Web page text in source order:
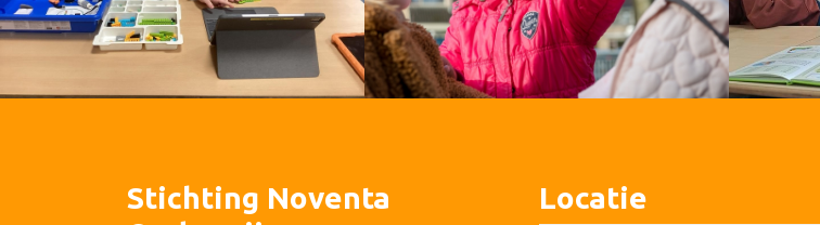
Stichting Noventa
Locatie